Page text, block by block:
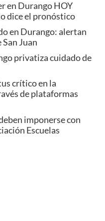
en Durango HOY
dice el pronóstico
en Durango: alertan
Juan
privatiza cuidado de
crítico en la
de plataformas
imponerse con
Escuelas